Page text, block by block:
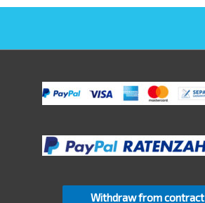
Withdraw from contract